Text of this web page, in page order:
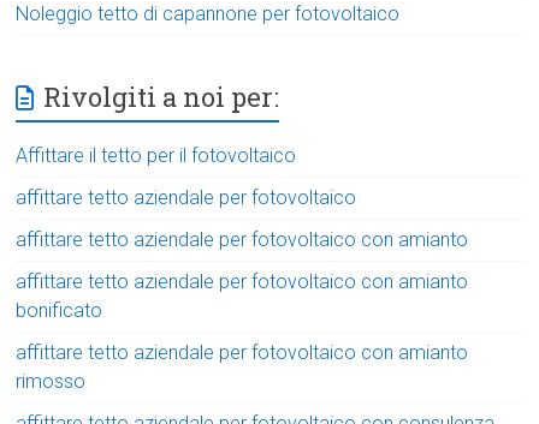
Noleggio tetto di capannone per fotovoltaico
Rivolgiti a noi per:
Affittare il tetto per il fotovoltaico
affittare tetto aziendale per fotovoltaico
affittare tetto aziendale per fotovoltaico con amianto
affittare tetto aziendale per fotovoltaico con amianto
bonificato
affittare tetto aziendale per fotovoltaico con amianto
rimosso